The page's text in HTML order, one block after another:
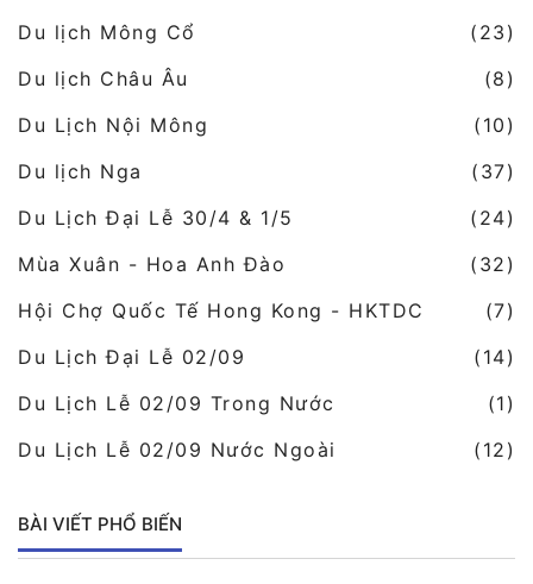
Du lịch Mông Cổ
(23)
Du lịch Châu Âu
(8)
Du Lịch Nội Mông
(10)
Du lịch Nga
(37)
Du Lịch Đại Lễ 30/4 & 1/5
(24)
Mùa Xuân - Hoa Anh Đào
(32)
Hội Chợ Quốc Tế Hong Kong - HKTDC
(7)
Du Lịch Đại Lễ 02/09
(14)
Du Lịch Lễ 02/09 Trong Nước
(1)
Du Lịch Lễ 02/09 Nước Ngoài
(12)
BÀI VIẾT PHỔ BIẾN